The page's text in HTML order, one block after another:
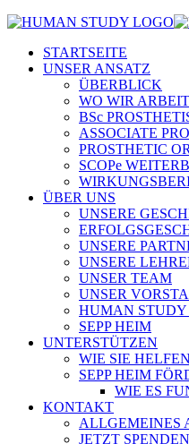
STARTSEITE
UNSER ANSATZ
ÜBERBLICK
WO WIR
BSc
ASSOCIATE
PROSTHETIC
SCOPe
ÜBER UNS
UNSERE
UNSERE
UNSERE
UNSER TEAM
UNSER
HUMAN STUDY
SEPP HEIM
UNTERSTÜTZEN
WIE SIE
SEPP HEIM
WIE ES
KONTAKT
ALLGEMEINES
JETZT SPENDEN